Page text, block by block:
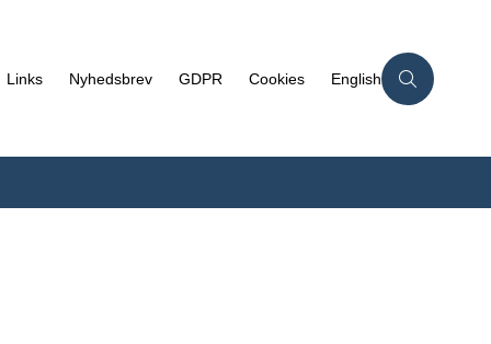
Links Nyhedsbrev GDPR Cookies English